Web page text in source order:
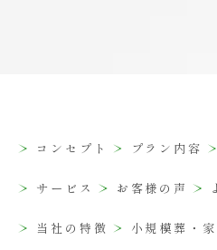
コンセプト プラン内容
サービス お客様の声
当社の特徴 小規模葬・